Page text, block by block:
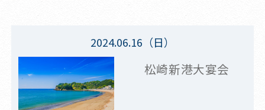
2024.06.16（日）
松崎新港大宴会